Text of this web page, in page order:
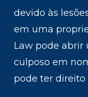
devido às
em uma
Law pode abrir
culposo em
pode ter direito